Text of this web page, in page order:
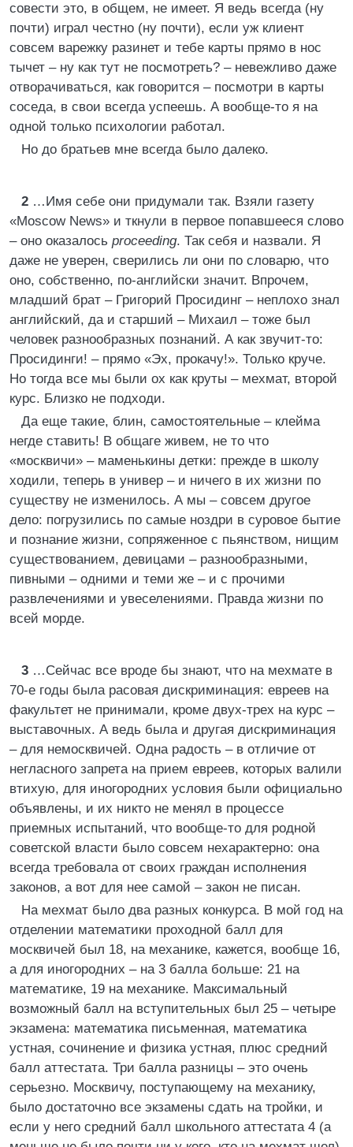
совести это, в общем, не имеет. Я ведь всегда (ну
почти) играл честно (ну почти), если уж клиент
совсем варежку разинет и тебе карты прямо в нос
тычет – ну как тут не посмотреть? – невежливо даже
отворачиваться, как говорится – посмотри в карты
соседа, в свои всегда успеешь. А вообще-то я на
одной только психологии работал.
Но до братьев мне всегда было далеко.
2 …Имя себе они придумали так. Взяли газету
«Moscow News» и ткнули в первое попавшееся слово
– оно оказалось proceeding. Так себя и назвали. Я
даже не уверен, сверились ли они по словарю, что
оно, собственно, по-английски значит. Впрочем,
младший брат – Григорий Просидинг – неплохо знал
английский, да и старший – Михаил – тоже был
человек разнообразных познаний. А как звучит-то:
Просидинги! – прямо «Эх, прокачу!». Только круче.
Но тогда все мы были ох как круты – мехмат, второй
курс. Близко не подходи.
Да еще такие, блин, самостоятельные – клейма
негде ставить! В общаге живем, не то что
«москвичи» – маменькины детки: прежде в школу
ходили, теперь в универ – и ничего в их жизни по
существу не изменилось. А мы – совсем другое
дело: погрузились по самые ноздри в суровое бытие
и познание жизни, сопряженное с пьянством, нищим
существованием, девицами – разнообразными,
пивными – одними и теми же – и с прочими
развлечениями и увеселениями. Правда жизни по
всей морде.
3 …Сейчас все вроде бы знают, что на мехмате в
70-е годы была расовая дискриминация: евреев на
факультет не принимали, кроме двух-трех на курс –
выставочных. А ведь была и другая дискриминация
– для немосквичей. Одна радость – в отличие от
негласного запрета на прием евреев, которых валили
втихую, для иногородних условия были официально
объявлены, и их никто не менял в процессе
приемных испытаний, что вообще-то для родной
советской власти было совсем нехарактерно: она
всегда требовала от своих граждан исполнения
законов, а вот для нее самой – закон не писан.
На мехмат было два разных конкурса. В мой год на
отделении математики проходной балл для
москвичей был 18, на механике, кажется, вообще 16,
а для иногородних – на 3 балла больше: 21 на
математике, 19 на механике. Максимальный
возможный балл на вступительных был 25 – четыре
экзамена: математика письменная, математика
устная, сочинение и физика устная, плюс средний
балл аттестата. Три балла разницы – это очень
серьезно. Москвичу, поступающему на механику,
было достаточно все экзамены сдать на тройки, и
если у него средний балл школьного аттестата 4 (а